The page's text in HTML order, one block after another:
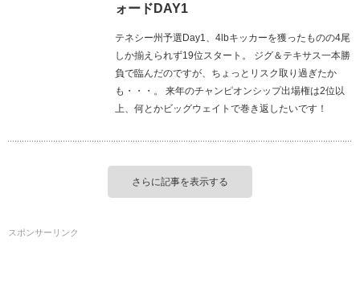
ォードDAY1
テネシー州予選Day1、4lbキッカーを獲ったものの4尾
しか揃えられず19位スタート。 ジグ＆テキサス一本勝
負で臨んだのですが、ちょっとリスク取り過ぎたか
も・・・。 来年のチャンピオンシップ出場権は2位以
上、何とかビッグウェイトで巻き返したいです！
さらに記事を表示する
スポンサーリンク